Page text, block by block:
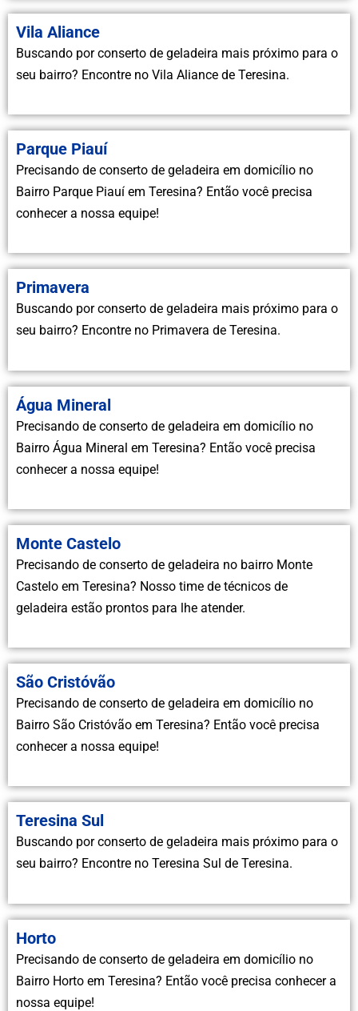
Vila Aliance
Buscando por conserto de geladeira mais próximo para o
seu bairro? Encontre no Vila Aliance de Teresina.
Parque Piauí
Precisando de conserto de geladeira em domicílio no
Bairro Parque Piauí em Teresina? Então você precisa
conhecer a nossa equipe!
Primavera
Buscando por conserto de geladeira mais próximo para o
seu bairro? Encontre no Primavera de Teresina.
Água Mineral
Precisando de conserto de geladeira em domicílio no
Bairro Água Mineral em Teresina? Então você precisa
conhecer a nossa equipe!
Monte Castelo
Precisando de conserto de geladeira no bairro Monte
Castelo em Teresina? Nosso time de técnicos de
geladeira estão prontos para lhe atender.
São Cristóvão
Precisando de conserto de geladeira em domicílio no
Bairro São Cristóvão em Teresina? Então você precisa
conhecer a nossa equipe!
Teresina Sul
Buscando por conserto de geladeira mais próximo para o
seu bairro? Encontre no Teresina Sul de Teresina.
Horto
Precisando de conserto de geladeira em domicílio no
Bairro Horto em Teresina? Então você precisa conhecer a
nossa equipe!